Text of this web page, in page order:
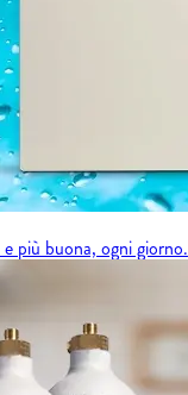
più buona, ogni giorno.